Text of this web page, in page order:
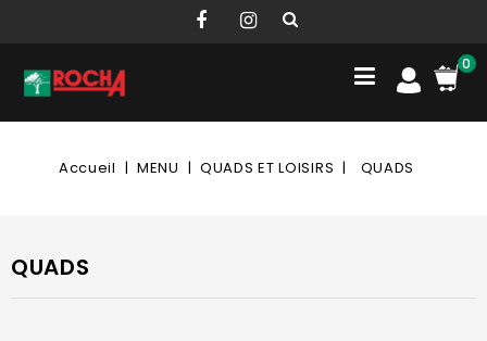
0
Accueil MENU QUADS ET LOISIRS QUADS
QUADS